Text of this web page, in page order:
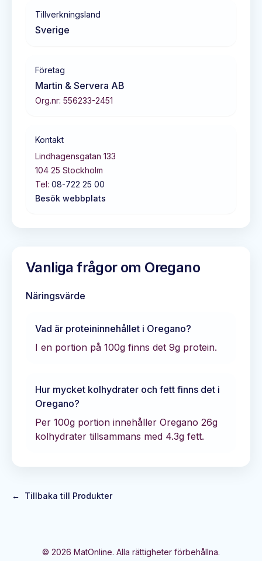
Tillverkningsland
Sverige
Företag
Martin & Servera AB
Org.nr: 556233-2451
Kontakt
Lindhagensgatan 133
104 25 Stockholm
Tel: 08-722 25 00
Besök webbplats
Vanliga frågor om Oregano
Näringsvärde
Vad är proteininnehållet i Oregano?
I en portion på 100g finns det 9g protein.
Hur mycket kolhydrater och fett finns det i
Oregano?
Per 100g portion innehåller Oregano 26g
kolhydrater tillsammans med 4.3g fett.
← Tillbaka till Produkter
© 2026 MatOnline. Alla rättigheter förbehållna.